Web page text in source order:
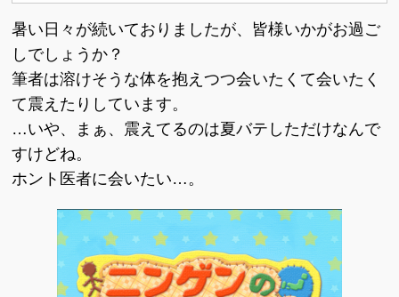
暑い日々が続いておりましたが、皆様いかがお過ご
しでしょうか？
筆者は溶けそうな体を抱えつつ会いたくて会いたく
て震えたりしています。
…いや、まぁ、震えてるのは夏バテしただけなんで
すけどね。
ホント医者に会いたい…。